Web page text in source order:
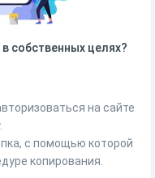
собственных целях?
на сайте
с помощью которой
копирования.